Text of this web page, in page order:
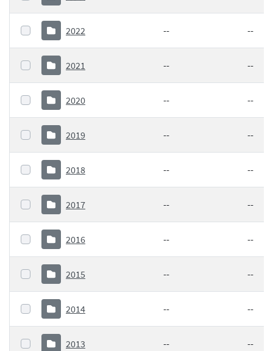
2022 -- --
2021 -- --
2020 -- --
2019 -- --
2018 -- --
2017 -- --
2016 -- --
2015 -- --
2014 -- --
2013 -- --